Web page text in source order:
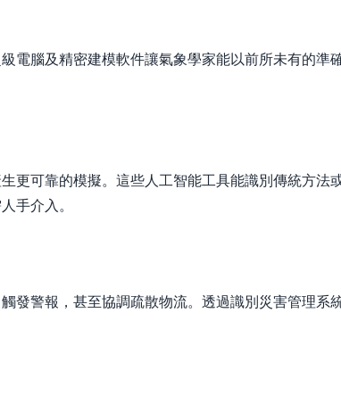
電腦及精密建模軟件讓氣象學家能以前所未有的準
更可靠的模擬。這些人工智能工具能識別傳統方法
手介入。
發警報，甚至協調疏散物流。透過識別災害管理系